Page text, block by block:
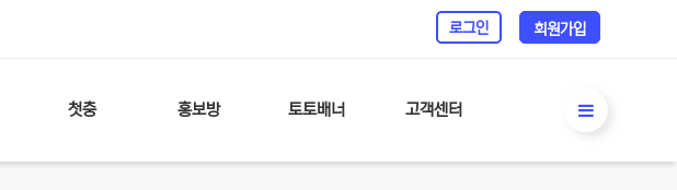
로그인 회원가입
첫충 홍보방 토토배너 고객센터